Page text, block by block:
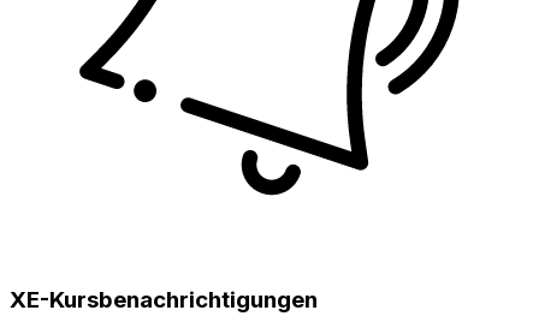
XE-Kursbenachrichtigungen